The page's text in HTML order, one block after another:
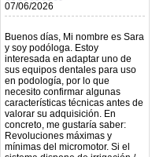
y soy podóloga. Estoy
interesada en adaptar uno de
sus equipos dentales para uso
en podología, por lo que
necesito confirmar algunas
características técnicas antes de
valorar su adquisición. En
concreto, me gustaría saber:
Revoluciones máximas y
mínimas del micromotor. Si el
sistema dispone de irrigación /